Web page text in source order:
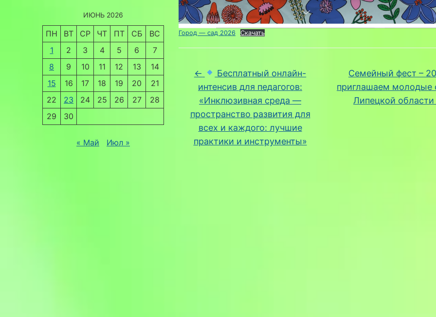
ИЮНЬ 2026
ПН ВТ СР ЧТ ПТ СБ
ВС
1
2 3 4 5 6
7
8
9 10 11 12 13
14
15
16 17 18 19 20
21
22
23 24 25 26 27
28
29
30
« Май Июл »
Город — сад 2026 Скачать
←
Бесплатный онлайн-
интенсив для педагогов:
«Инклюзивная среда —
пространство развития для
всех и каждого: лучшие
практики и инструменты»
Семейный фест –
приглашаем молодые
Липецкой области